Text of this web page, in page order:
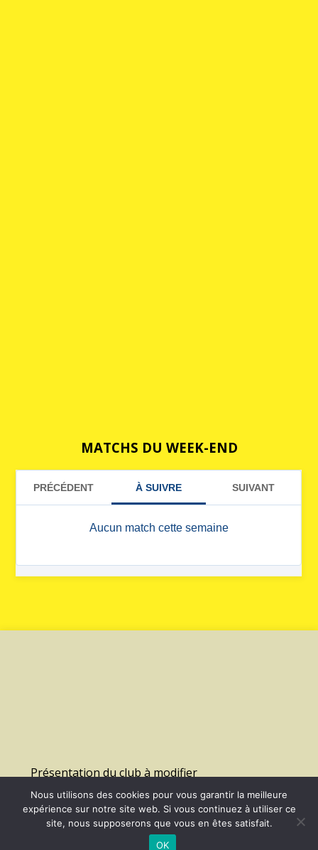
MATCHS DU WEEK-END
Présentation du club à modifier
2026 - Us Lagny Montevrain Handball | Site internet réalisé par
Nous utilisons des cookies pour vous garantir la meilleure
expérience sur notre site web. Si vous continuez à utiliser ce
site, nous supposerons que vous en êtes satisfait.
OK